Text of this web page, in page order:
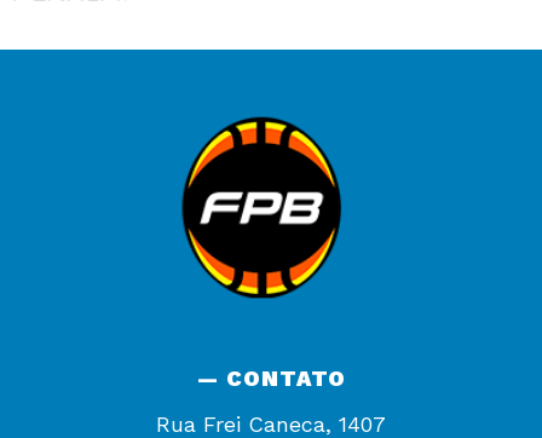
— CONTATO
Rua Frei Caneca, 1407